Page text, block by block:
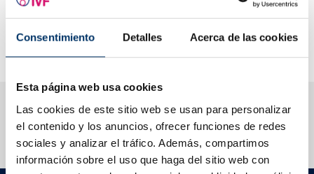
Consentimiento Detalles Acerca de las cookies
Esta página web usa cookies
Las cookies de este sitio web se usan para personalizar
el contenido y los anuncios, ofrecer funciones de redes
sociales y analizar el tráfico. Además, compartimos
información sobre el uso que haga del sitio web con
performed on donors and what is it for?
We help you answer your questions